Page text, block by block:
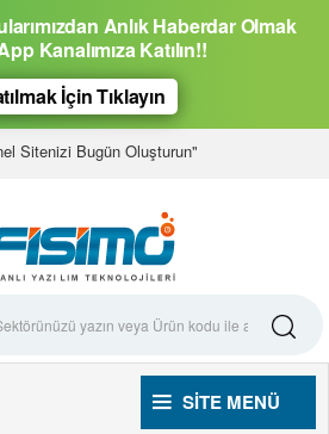
Anlık Haberdar Olmak
Kanalımıza Katılın!!
İçin Tıklayın
Sitenizi Bugün Oluşturun"
SITE MENÜ